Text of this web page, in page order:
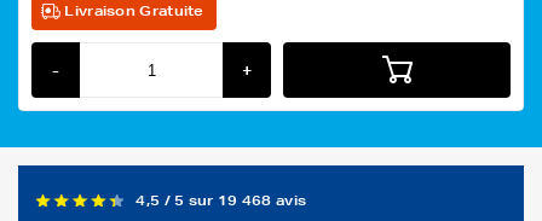
Livraison Gratuite
- +
4,5 / 5 sur 19 468 avis